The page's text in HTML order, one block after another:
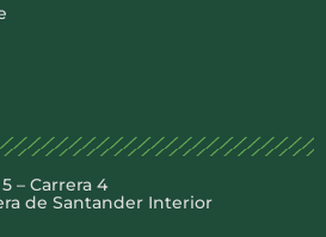
– Carrera 4
de Santander Interior